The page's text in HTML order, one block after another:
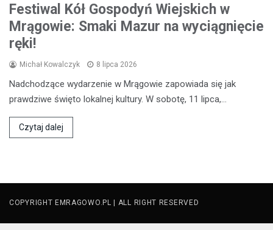
Festiwal Kół Gospodyń Wiejskich w
Mrągowie: Smaki Mazur na wyciągnięcie
ręki!
Michał Kowalczyk 8 lipca 2026
Nadchodzące wydarzenie w Mrągowie zapowiada się jak
prawdziwe święto lokalnej kultury. W sobotę, 11 lipca,…
Czytaj dalej
COPYRIGHT EMRAGOWO.PL | ALL RIGHT RESERVED